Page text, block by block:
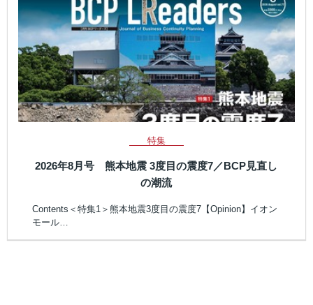
特集
2026年8月号 熊本地震 3度目の震度7／BCP見直し
の潮流
Contents＜特集1＞熊本地震3度目の震度7【Opinion】イオン
モール…